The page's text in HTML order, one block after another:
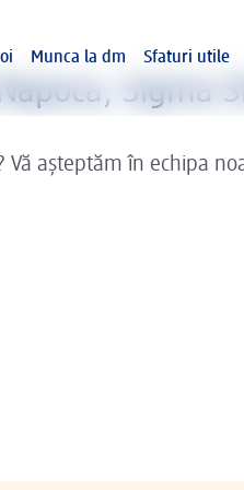
Munca la dm Sfaturi utile
Sigma
Vă așteptăm în echipa